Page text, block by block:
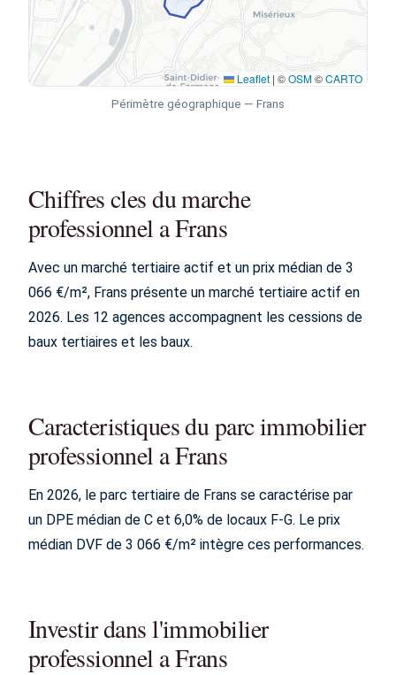
Leaflet | ©OSM©CARTO
Périmètre géographique — Frans
Chiffres cles du marche
professionnel a Frans
Avec un marché tertiaire actif et un prix médian de 3
066 €/m², Frans présente un marché tertiaire actif en
2026. Les 12 agences accompagnent les cessions de
baux tertiaires et les baux.
Caracteristiques du parc immobilier
professionnel a Frans
En 2026, le parc tertiaire de Frans se caractérise par
un DPE médian de C et 6,0% de locaux F-G. Le prix
médian DVF de 3 066 €/m² intègre ces performances.
Investir dans l'immobilier
professionnel a Frans